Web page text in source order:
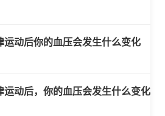
运动后你的血压会发生什么变化
运动后，你的血压会发生什么变化